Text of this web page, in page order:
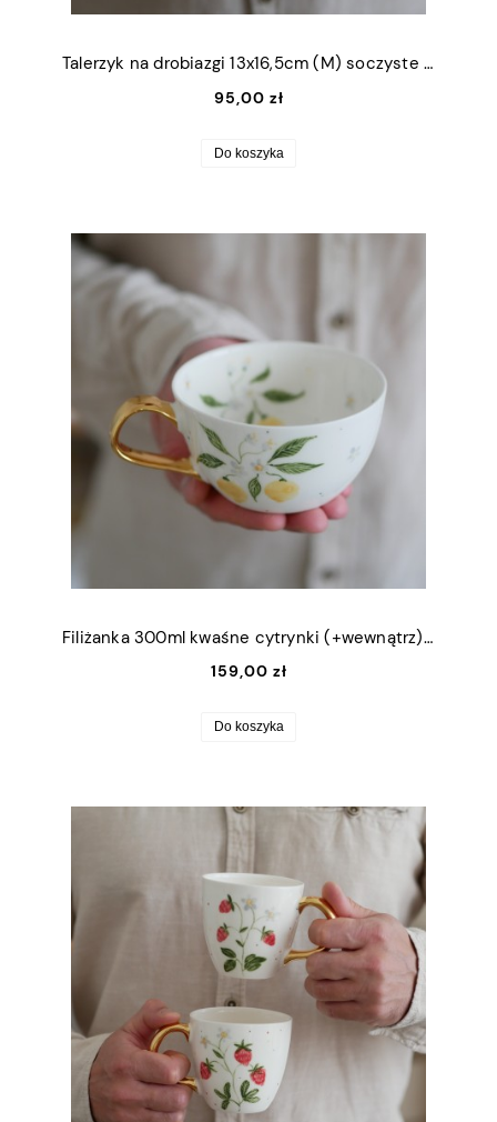
Talerzyk na drobiazgi 13x16,5cm (M) soczyste pomarańcze ze złotym rantem
95,00 zł
Do koszyka
Filiżanka 300ml kwaśne cytrynki (+wewnątrz) ze złotym uszkiem
159,00 zł
Do koszyka